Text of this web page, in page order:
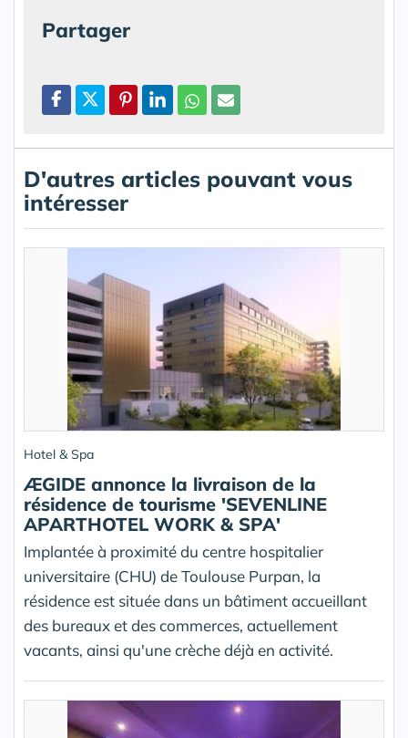
Partager
D'autres articles pouvant vous
intéresser
Hotel & Spa
ÆGIDE annonce la livraison de la
résidence de tourisme 'SEVENLINE
APARTHOTEL WORK & SPA'
Implantée à proximité du centre hospitalier
universitaire (CHU) de Toulouse Purpan, la
résidence est située dans un bâtiment accueillant
des bureaux et des commerces, actuellement
vacants, ainsi qu'une crèche déjà en activité.